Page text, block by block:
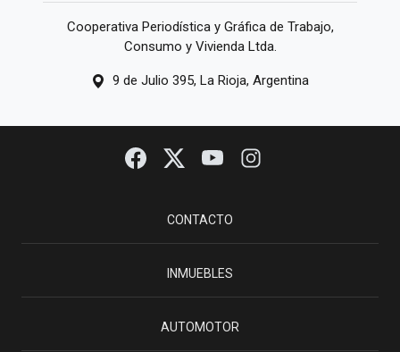
Cooperativa Periodística y Gráfica de Trabajo,
Consumo y Vivienda Ltda.
9 de Julio 395, La Rioja, Argentina
CONTACTO
INMUEBLES
AUTOMOTOR